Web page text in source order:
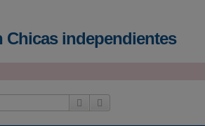
Chicas independientes
Buscar